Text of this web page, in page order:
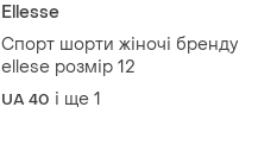
Ellesse
Спорт шорти жіночі бренду
ellese розмір 12
UA 40 і ще 1